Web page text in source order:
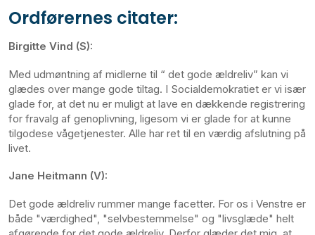
Ordførernes citater:
Birgitte Vind (S):
Med udmøntning af midlerne til “ det gode ældreliv” kan vi
glædes over mange gode tiltag. I Socialdemokratiet er vi især
glade for, at det nu er muligt at lave en dækkende registrering
for fravalg af genoplivning, ligesom vi er glade for at kunne
tilgodese vågetjenester. Alle har ret til en værdig afslutning på
livet.
Jane Heitmann (V):
Det gode ældreliv rummer mange facetter. For os i Venstre er
både "værdighed", "selvbestemmelse" og "livsglæde" helt